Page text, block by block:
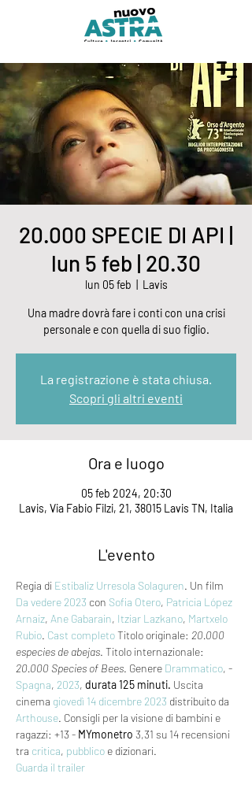
20.000 SPECIE DI API |
lun 5 feb | 20.30
lun 05 feb Lavis
Una madre dovrà fare i conti con una crisi
personale e con quella di suo figlio.
La registrazione è stata chiusa.
Scopri gli altri eventi
Ora e luogo
05 feb 2024, 20:30
Lavis, Via Fabio Filzi, 21, 38015 Lavis TN, Italia
L'evento
Regia di Estibaliz Urresola Solaguren. Un film
Da vedere 2023 con Sofia Otero, Patricia López
Arnaiz, Ane Gabarain, Itziar Lazkano, Martxelo
Rubio. Cast completo Titolo originale: 20.000
especies de abejas. Titolo internazionale:
20.000 Species of Bees. Genere Drammatico, -
Spagna, 2023, durata 125 minuti. Uscita
cinema giovedì 14 dicembre 2023 distribuito da
Arthouse. Consigli per la visione di bambini e
ragazzi: +13 - MYmonetro 3,31 su 14 recensioni
tra critica, pubblico e dizionari.
Guarda il trailer